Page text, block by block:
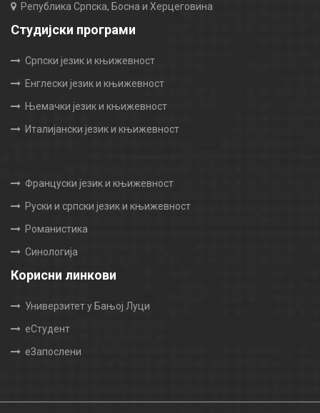
Република Српска, Босна и Херцеговина
Студијски програми
Српски језик и књижевност
Енглески језик и књижевност
Њемачки језик и књижевност
Италијански језик и књижевност
Француски језик и књижевност
Руски и српски језик и књижевност
Романистика
Синологија
Корисни линкови
Универзитет у Бањој Луци
еСтудент
еЗапослени